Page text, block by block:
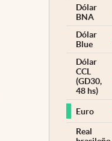
Dólar
BNA
Dólar
Blue
Dólar
CCL
(GD30,
48 hs)
Euro
Real